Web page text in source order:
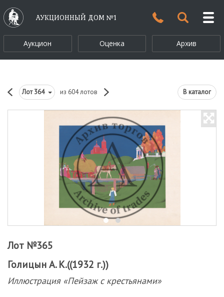
АУКЦИОННЫЙ ДОМ №1
Аукцион Оценка Архив
Лот364 из 604 лотов В каталог
Лот №365
Голицын А. К.((1932 г.))
Иллюстрация «Пейзаж с крестьянами»